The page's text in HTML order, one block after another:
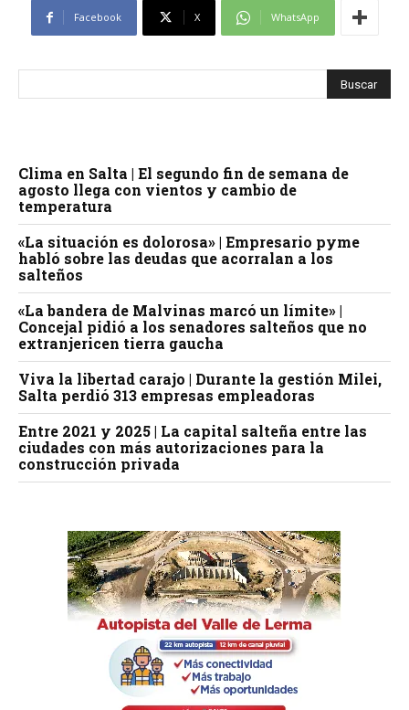
Facebook X WhatsApp
Clima en Salta | El segundo fin de semana de
agosto llega con vientos y cambio de
temperatura
«La situación es dolorosa» | Empresario pyme
habló sobre las deudas que acorralan a los
salteños
«La bandera de Malvinas marcó un límite» |
Concejal pidió a los senadores salteños que no
extranjericen tierra gaucha
Viva la libertad carajo | Durante la gestión Milei,
Salta perdió 313 empresas empleadoras
Entre 2021 y 2025 | La capital salteña entre las
ciudades con más autorizaciones para la
construcción privada